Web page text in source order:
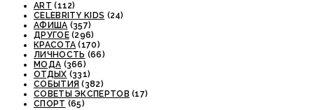
ART (112)
CELEBRITY KIDS (24)
АФИША (357)
ДРУГОЕ(296)
КРАСОТА (170)
ЛИЧНОСТЬ (66)
МОДА (366)
ОТДЫХ (331)
СОБЫТИЯ (382)
СОВЕТЫ ЭКСПЕРТОВ (17)
СПОРТ (65)